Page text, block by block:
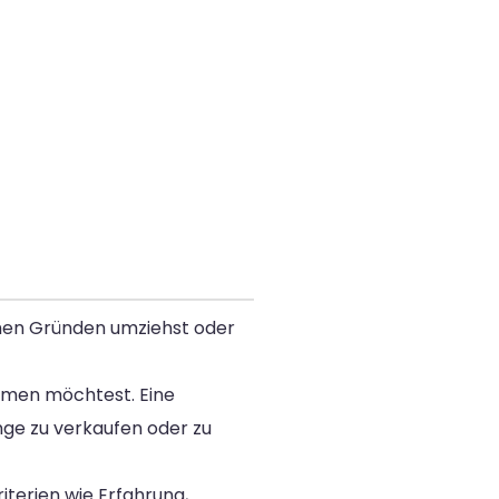
Gründen umziehst oder
möchtest. Eine
zu verkaufen oder zu